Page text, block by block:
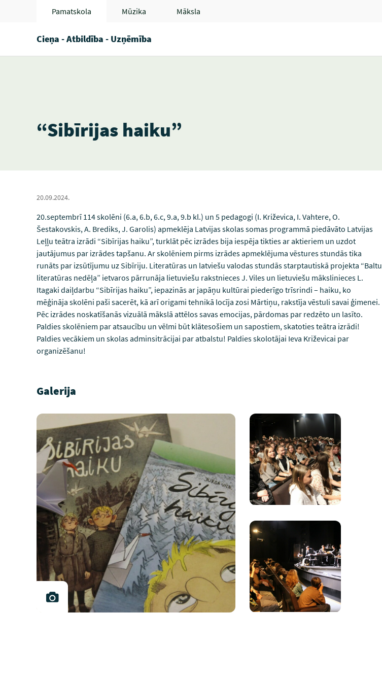
Pamatskola Mūzika Māksla
Cieņa - Atbildība - Uzņēmība
“Sibīrijas haiku”
20.09.2024.
20.septembrī 114 skolēni (6.a, 6.b, 6.c, 9.a, 9.b kl.) un 5 pedagogi (I. Križevica, I. Vahtere, O.
Šestakovskis, A. Brediks, J. Garolis) apmeklēja Latvijas skolas somas programmā piedāvāto Latvijas
Leļļu teātra izrādi “Sibīrijas haiku”, turklāt pēc izrādes bija iespēja tikties ar aktieriem un uzdot
jautājumus par izrādes tapšanu. Ar skolēniem pirms izrādes apmeklējuma vēstures stundās tika
runāts par izsūtījumu uz Sibīriju. Literatūras un latviešu valodas stundās starptautiskā projekta “Baltu
literatūras nedēļa” ietvaros pārrunāja lietuviešu rakstnieces J. Viles un lietuviešu mākslinieces L.
Itagaki daiļdarbu “Sibīrijas haiku”, iepazinās ar japāņu kultūrai piederīgo trīsrindi – haiku, ko
mēģināja skolēni paši sacerēt, kā arī origami tehnikā locīja zosi Mārtiņu, rakstīja vēstuli savai ģimenei.
Pēc izrādes noskatīšanās vizuālā mākslā attēlos savas emocijas, pārdomas par redzēto un lasīto.
Paldies skolēniem par atsaucību un vēlmi būt klātesošiem un sapostiem, skatoties teātra izrādi!
Paldies vecākiem un skolas adminsitrācijai par atbalstu! Paldies skolotājai Ieva Križevicai par
organizēšanu!
Galerija